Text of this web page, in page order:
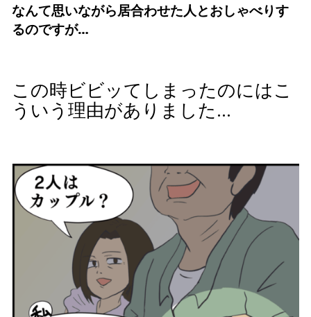
なんて思いながら居合わせた人とおしゃべりす
るのですが…
この時ビビッてしまったのにはこ
ういう理由がありました…